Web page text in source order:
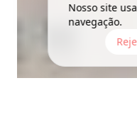
Nosso site
navegação.